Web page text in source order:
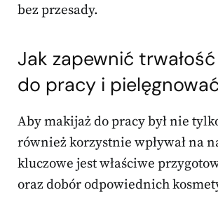
bez przesady.
Jak zapewnić
do pracy i
Aby makijaż do pracy był nie
również korzystnie wpływał na
kluczowe jest właściwe
oraz dobór odpowiednich